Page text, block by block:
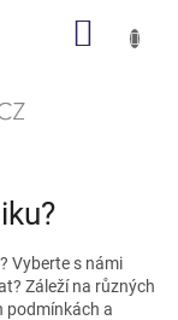
Vyberte s námi
Záleží na různých
podmínkách a